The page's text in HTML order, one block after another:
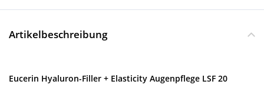
Artikelbeschreibung
Eucerin Hyaluron-Filler + Elasticity Augenpflege LSF 20